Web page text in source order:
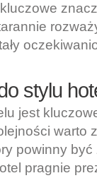
stylu
jest
warto
powinny być
pragnie